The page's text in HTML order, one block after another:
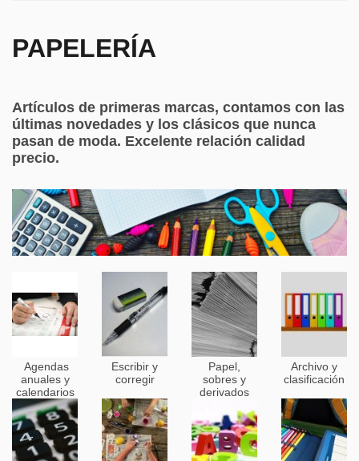
PAPELERÍA
Artículos de primeras marcas, contamos con las
últimas novedades y los clásicos que nunca
pasan de moda. Excelente relación calidad
precio.
Agendas
anuales y
calendarios
Escribir y
corregir
Papel,
sobres y
derivados
Archivo y
clasificación